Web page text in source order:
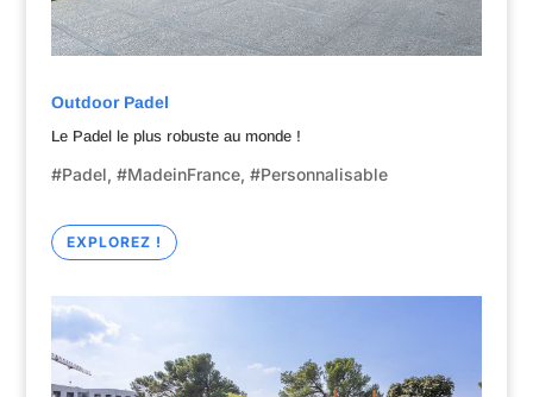
Outdoor Padel
Le Padel le plus robuste au monde !
#Padel, #MadeinFrance, #Personnalisable
EXPLOREZ !